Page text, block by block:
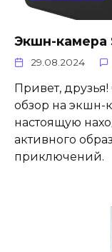
Экшн-камера
29.08.2024
Привет,
обзор на экшн-
настоящую
активного
приключений.